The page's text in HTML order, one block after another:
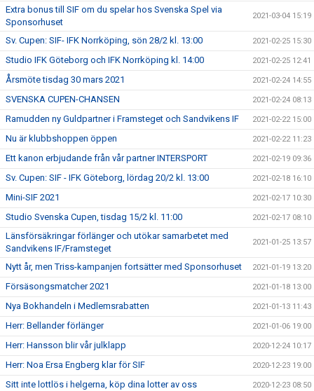
Extra bonus till SIF om du spelar hos Svenska Spel via
Sponsorhuset
2021-03-04 15:19
Sv. Cupen: SIF- IFK Norrköping, sön 28/2 kl. 13:00 2021-02-25 15:30
Studio IFK Göteborg och IFK Norrköping kl. 14:00 2021-02-25 12:41
Årsmöte tisdag 30 mars 2021 2021-02-24 14:55
SVENSKA CUPEN-CHANSEN 2021-02-24 08:13
Ramudden ny Guldpartner i Framsteget och Sandvikens IF 2021-02-22 15:00
Nu är klubbshoppen öppen 2021-02-22 11:23
Ett kanon erbjudande från vår partner INTERSPORT 2021-02-19 09:36
Sv. Cupen: SIF - IFK Göteborg, lördag 20/2 kl. 13:00 2021-02-18 16:10
Mini-SIF 2021 2021-02-17 10:30
Studio Svenska Cupen, tisdag 15/2 kl. 11:00 2021-02-17 08:10
Länsförsäkringar förlänger och utökar samarbetet med
Sandvikens IF/Framsteget
2021-01-25 13:57
Nytt år, men Triss-kampanjen fortsätter med Sponsorhuset 2021-01-19 13:20
Försäsongsmatcher 2021 2021-01-18 13:00
Nya Bokhandeln i Medlemsrabatten 2021-01-13 11:43
Herr: Bellander förlänger 2021-01-06 19:00
Herr: Hansson blir vår julklapp 2020-12-24 10:17
Herr: Noa Ersa Engberg klar för SIF 2020-12-23 19:00
Sitt inte lottlös i helgerna, köp dina lotter av oss 2020-12-23 08:50